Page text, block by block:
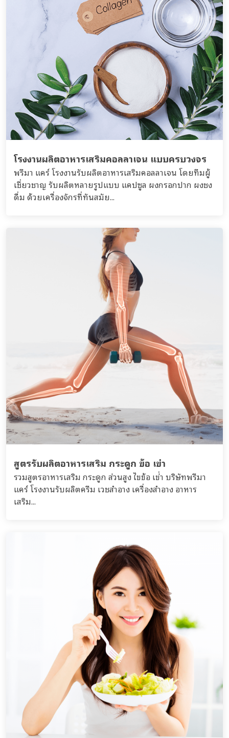
โรงงานผลิตอาหารเสริมคอลลาเจน แบบครบวงจร
พรีมา แคร์ โรงงานรับผลิตอาหารเสริมคอลลาเจน โดยทีมผู้
เชี่ยวชาญ รับผลิตหลายรูปแบบ แคปซูล ผงกรอกปาก ผงชง
ดื่ม ด้วยเครื่องจักรที่ทันสมัย...
สูตรรับผลิตอาหารเสริม กระดูก ข้อ เข่า
รวมสูตรอาหารเสริม กระดูก ส่วนสูง ไขข้อ เข่่า บริษัทพรีมา
แคร์ โรงงานรับผลิตครีม เวชสำอาง เครื่องสำอาง อาหาร
เสริม...